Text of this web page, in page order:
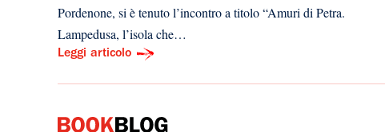
Pordenone, si è tenuto l’incontro a titolo “Amuri di Petra.
Lampedusa, l’isola che…
Leggi articolo